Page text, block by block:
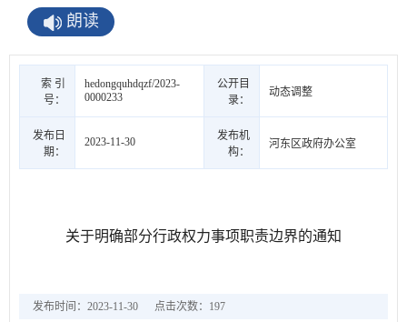
朗读
索 引
号：
hedongquhdqzf/2023-
0000233
公开目
录：
动态调整
发布日
期：
2023-11-30
发布机
构：
河东区政府办公室
关于明确部分行政权力事项职责边界的通知
发布时间：2023-11-30 点击次数： 197